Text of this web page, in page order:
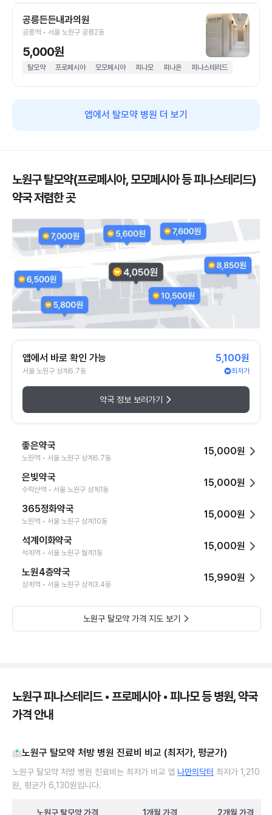
공릉든든내과의원
공릉역 • 서울 노원구 공릉2동
5,000원
탈모약 프로페시아 모모페시아 피나모 피나온 피나스테리드
앱에서 탈모약 병원 더 보기
노원구 탈모약(프로페시아, 모모페시아 등 피나스테리드)
약국 저렴한 곳
앱에서 바로 확인 가능
서울 노원구 상계6.7동
5,100원
최저가
약국 정보 보러가기
좋은약국
노원역 • 서울 노원구 상계6.7동
15,000원
은빛약국
수락산역 • 서울 노원구 상계1동
15,000원
365정화약국
노원역 • 서울 노원구 상계10동
15,000원
석계이화약국
석계역 • 서울 노원구 월계1동
15,000원
노원4층약국
상계역 • 서울 노원구 상계3.4동
15,990원
노원구 탈모약 가격 지도 보기
노원구 피나스테리드 • 프로페시아 • 피나모 등 병원, 약국
가격 안내
노원구 탈모약 처방 병원 진료비 비교 (최저가, 평균가)
노원구 탈모약 처방 병원 진료비는 최저가 비교 앱 나만의닥터 최저가 1,210
원, 평균가 6,130원입니다.
노원구 탈모약가격 1개월 가격 2개월 가격